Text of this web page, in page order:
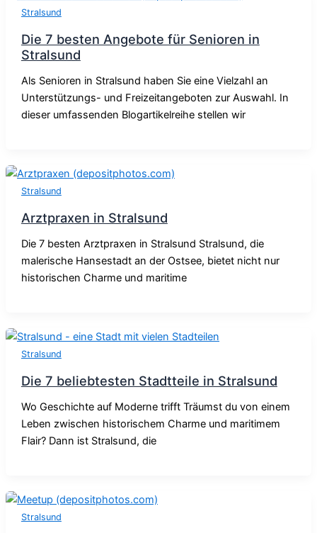
Stralsund
Die 7 besten Angebote für Senioren in
Stralsund
Als Senioren in Stralsund haben Sie eine Vielzahl an
Unterstützungs- und Freizeitangeboten zur Auswahl. In
dieser umfassenden Blogartikelreihe stellen wir
Stralsund
Arztpraxen in Stralsund
Die 7 besten Arztpraxen in Stralsund Stralsund, die
malerische Hansestadt an der Ostsee, bietet nicht nur
historischen Charme und maritime
Stralsund
Die 7 beliebtesten Stadtteile in Stralsund
Wo Geschichte auf Moderne trifft Träumst du von einem
Leben zwischen historischem Charme und maritimem
Flair? Dann ist Stralsund, die
Stralsund